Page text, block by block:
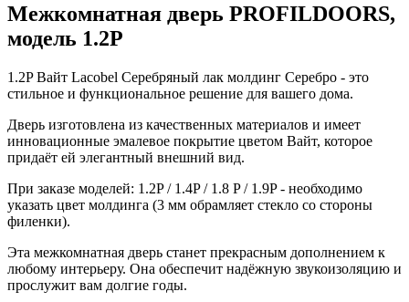
Межкомнатная дверь PROFILDOORS,
модель 1.2P
1.2P Вайт Lacobel Серебряный лак молдинг Серебро - это
стильное и функциональное решение для вашего дома.
Дверь изготовлена из качественных материалов и имеет
инновационные эмалевое покрытие цветом Вайт, которое
придаёт ей элегантный внешний вид.
При заказе моделей: 1.2P / 1.4P / 1.8 P / 1.9P - необходимо
указать цвет молдинга (3 мм обрамляет стекло со стороны
филенки).
Эта межкомнатная дверь станет прекрасным дополнением к
любому интерьеру. Она обеспечит надёжную звукоизоляцию и
прослужит вам долгие годы.